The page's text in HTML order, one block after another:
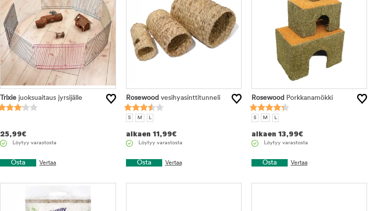
Trixie juoksuaitaus jyrsijälle
25,99€
Löytyy varastosta
Osta Vertaa
Rosewood vesihyasinttitunneli
S M L
alkaen 11,99€
Löytyy varastosta
Osta Vertaa
Rosewood Porkkanamökki
S M L
alkaen 13,99€
Löytyy varastosta
Osta Vertaa